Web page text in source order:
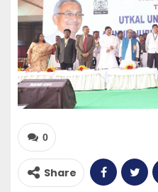
0
Share